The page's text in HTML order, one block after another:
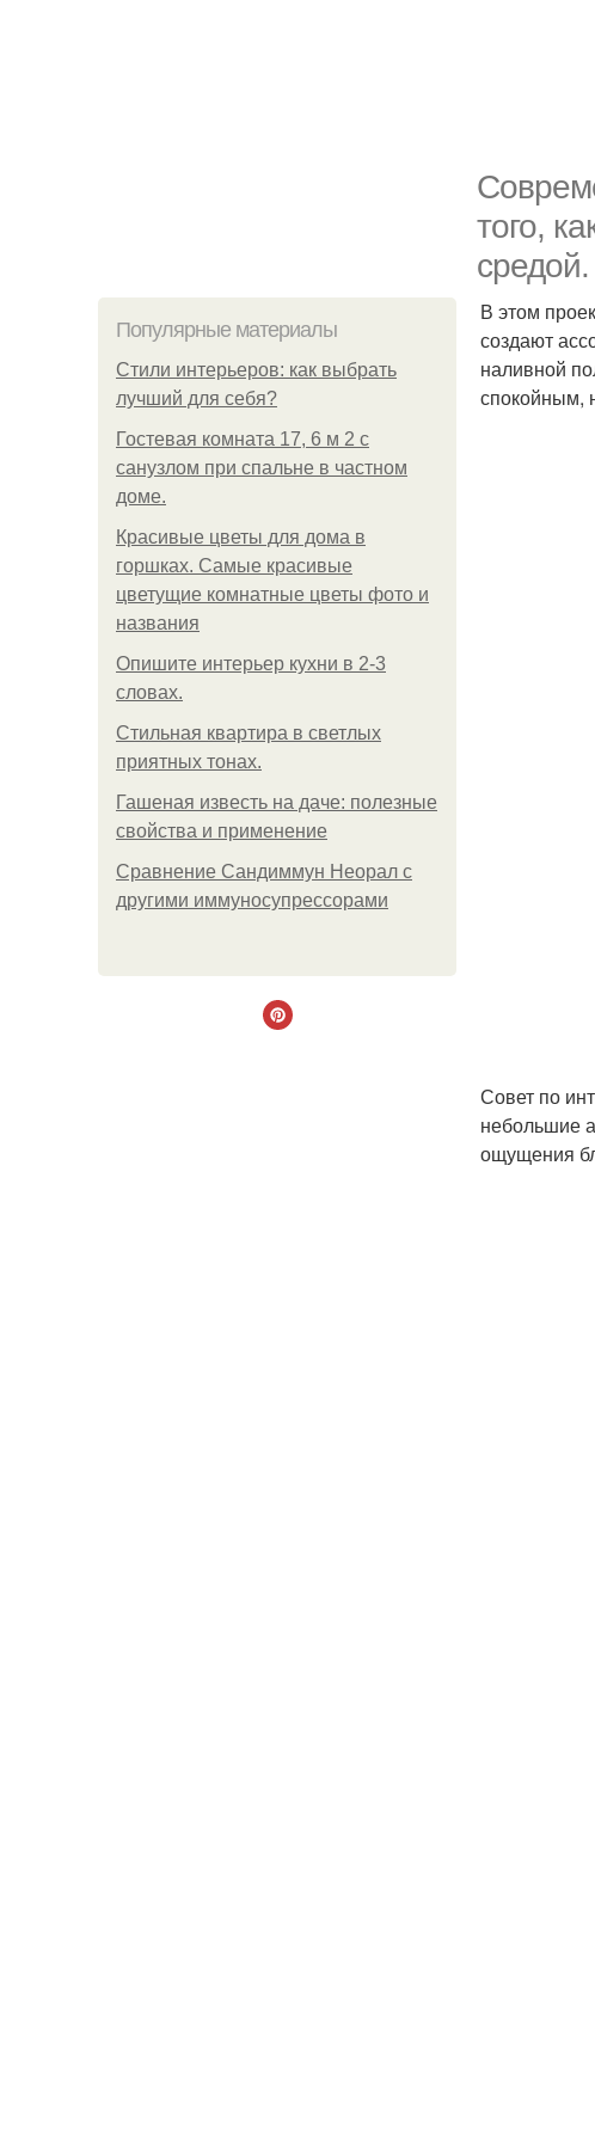
того,
средой.
Популярные материалы
Стили интерьеров: как выбрать
лучший для себя?
Гостевая комната 17, 6 м 2 с
санузлом при спальне в частном
доме.
Красивые цветы для дома в
горшках. Самые красивые
цветущие комнатные цветы фото и
названия
Опишите интерьер кухни в 2-3
словах.
Стильная квартира в светлых
приятных тонах.
Гашеная известь на даче: полезные
свойства и применение
Сравнение Сандиммун Неорал с
другими иммуносупрессорами
В этом
создают
наливной
спокойным,
Совет по
небольшие
ощущения